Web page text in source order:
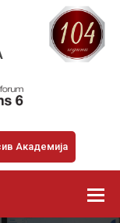
Академија